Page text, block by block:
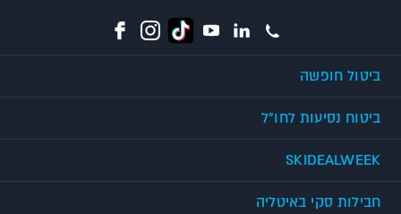
ביטול חופשה
ביטוח נסיעות לחו"ל
SKIDEALWEEK
חבילות סקי באיטליה